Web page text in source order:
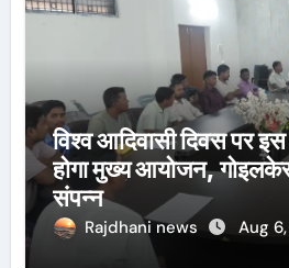
विश्व आदिवासी दिवस पर
होगा मुख्य आयोजन,
संपन्न
Rajdhani news Aug